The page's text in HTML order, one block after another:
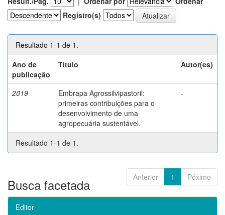
Registro(s)
Resultado 1-1 de 1.
Ano de
publicação
Título Autor(es)
2019
Embrapa Agrossilvipastoril:
primeiras contribuições para o
desenvolvimento de uma
agropecuária sustentável.
-
Resultado 1-1 de 1.
Anterior 1 Póximo
Busca facetada
Editor